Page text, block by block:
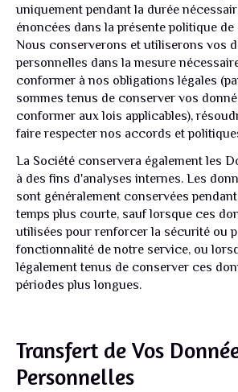
uniquement pendant la durée
énoncées dans la présente politique
Nous conserverons et utiliserons vos
personnelles dans la mesure
conformer à nos obligations légales
sommes tenus de conserver vos
conformer aux lois applicables),
faire respecter nos accords et
La Société conservera également les
à des fins d'analyses internes. Les
sont généralement conservées
temps plus courte, sauf lorsque ces
utilisées pour renforcer la sécurité ou
fonctionnalité de notre service, ou
légalement tenus de conserver ces
périodes plus longues.
Transfert de Vos
Personnelles